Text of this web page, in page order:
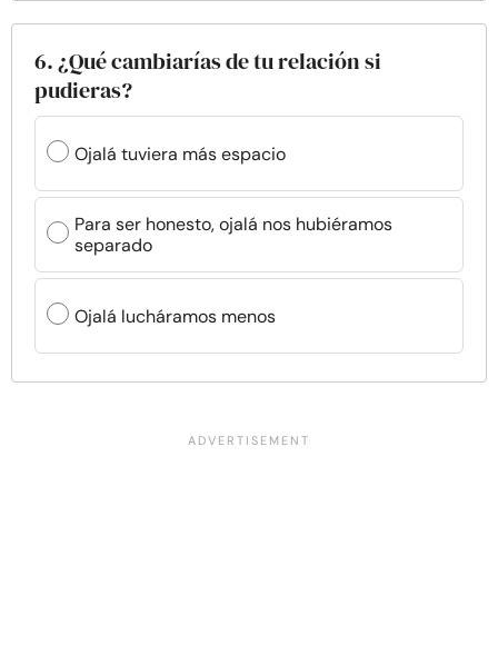
6. ¿Qué cambiarías de tu relación si
pudieras?
Ojalá tuviera más espacio
Para ser honesto, ojalá nos hubiéramos
separado
Ojalá lucháramos menos